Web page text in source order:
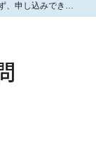
支店まで行かず、申し込みできるローンはありますか？